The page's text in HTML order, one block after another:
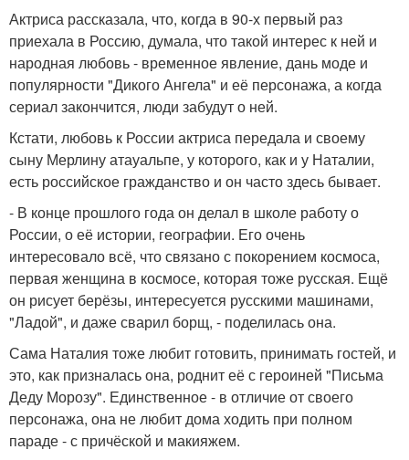
Актриса рассказала, что, когда в 90-х первый раз
приехала в Россию, думала, что такой интерес к ней и
народная любовь - временное явление, дань моде и
популярности "Дикого Ангела" и её персонажа, а когда
сериал закончится, люди забудут о ней.
Кстати, любовь к России актриса передала и своему
сыну Мерлину атауальпе, у которого, как и у Наталии,
есть российское гражданство и он часто здесь бывает.
- В конце прошлого года он делал в школе работу о
России, о её истории, географии. Его очень
интересовало всё, что связано с покорением космоса,
первая женщина в космосе, которая тоже русская. Ещё
он рисует берёзы, интересуется русскими машинами,
"Ладой", и даже сварил борщ, - поделилась она.
Сама Наталия тоже любит готовить, принимать гостей, и
это, как призналась она, роднит её с героиней "Письма
Деду Морозу". Единственное - в отличие от своего
персонажа, она не любит дома ходить при полном
параде - с причёской и макияжем.